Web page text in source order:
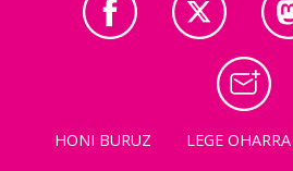
HONI BURUZ LEGE OHARRA